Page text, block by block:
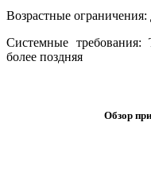
Возрастные ограничения:
Системные требования:
более поздняя
Обзор